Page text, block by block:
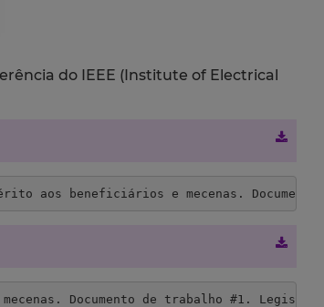
do IEEE (Institute of Electrical
beneficiários e mecenas.
Documento de trabalho #1.